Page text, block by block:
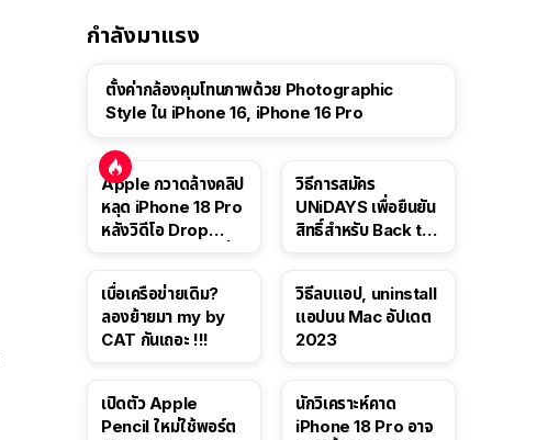
กำลังมาแรง
ตั้งค่ากล้องคุมโทนภาพด้วย Photographic
Style ใน iPhone 16, iPhone 16 Pro
Apple กวาดล้างคลิป
หลุด iPhone 18 Pro
หลังวิดีโอ Drop
วิธีการสมัคร
UNiDAYS เพื่อยืนยัน
สิทธิ์สำหรับ Back to
เบื่อเครือข่ายเดิม?
ลองย้ายมา my by
CAT กันเถอะ !!!
วิธีลบแอป, uninstall
แอปบน Mac อัปเดต
2023
เปิดตัว Apple
Pencil ใหม่ใช้พอร์ต
นักวิเคราะห์คาด
iPhone 18 Pro อาจ